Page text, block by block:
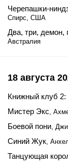
Черепашки-
Спирс, США
Два, три, демон,
Австралия
18 августа
Книжный клуб 2:
Мистер Экс,
Боевой пони,
Синий Жук,
Танцующая